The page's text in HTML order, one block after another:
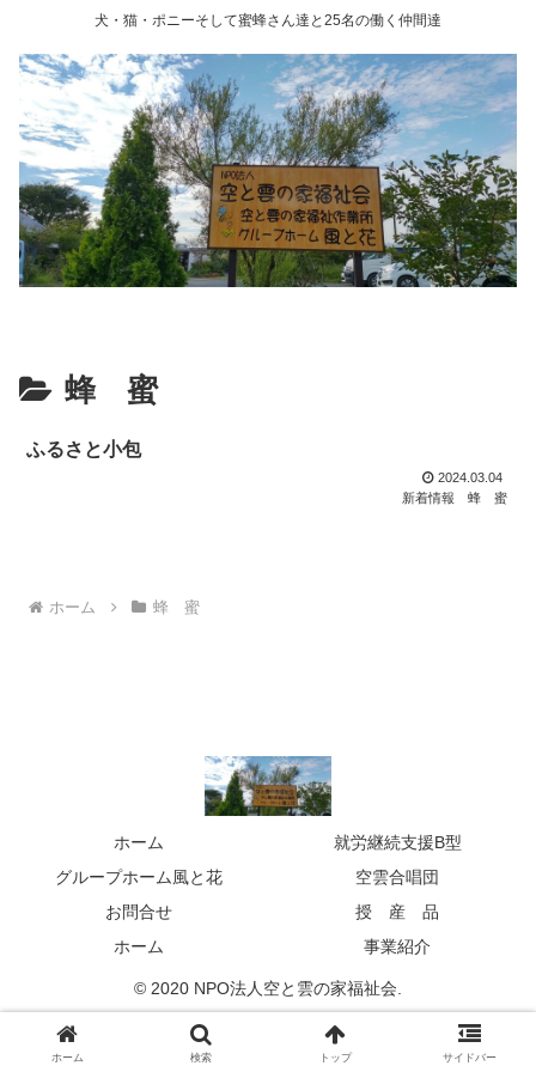
犬・猫・ポニーそして蜜蜂さん達と25名の働く仲間達
蜂 蜜
ふるさと小包
2024.03.04
新着情報
蜂 蜜
ホーム 蜂 蜜
ホーム
就労継続支援B型
グループホーム風と花
空雲合唱団
お問合せ
授 産 品
ホーム
事業紹介
© 2020 NPO法人空と雲の家福祉会.
ホーム 検索 トップ サイドバー